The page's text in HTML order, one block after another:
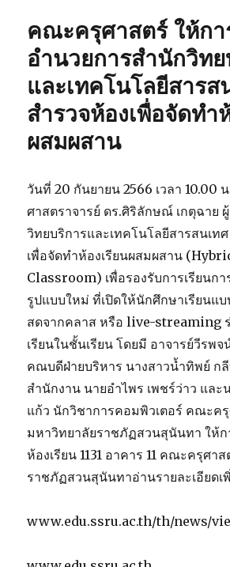
และ
บุคลากร
ของ
คณะฯ
จัด
กิจกรรม
เกษียณ
ประจำ
ปี
2566
คณะครุศาสตร์ ให้ก
อำนวยการสำนักวิท
และเทคโนโลยีสารส
สำรวจห้องเพื่อจัดทำ
ผสมผสาน
วันที่ 20 กันยายน 2566 เวลา 10.00
ศาสตราจารย์ ดร.ศิริลักษณ์ เกตุฉาย
วิทยบริการและเทคโนโลยีสารสนเทศ
เพื่อจัดทำห้องเรียนผสมผสาน
Classroom) เพื่อรองรับการเรียนก
รูปแบบใหม่ ที่เปิดให้นักศึกษาเรียนแ
สดจากคลาส หรือ live-streaming
เรียนในชั้นเรียน โดยมี อาจารย์วีรพจ
คณบดีฝ่ายบริหาร นางสาวน้ำทิพย์ ก
สำนักงาน นายอำไพร เพชร์ว่าว และ
แก้ว นักวิชาการคอมพิวเตอร์ คณะค
มหาวิทยาลัยราชภัฏสวนสุนันทา ให้
ห้องเรียน 1131 อาคาร 11 คณะครุศา
ราชภัฏสวนสุนันทาอ่านรายละเอียดเ
www.edu.ssru.ac.th/th/news/